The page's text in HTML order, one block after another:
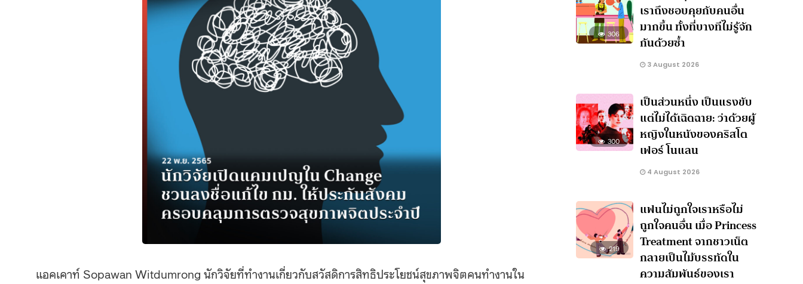
แอคเคาท์ Sopawan Witdumrong นักวิจัยที่ทำงานเกี่ยวกับสวัสดิการสิทธิประโยชน์สุขภาพจิตคนทำงานใน
306
เราถึงชอบคุยกับคนอื่น
มากขึ้น ทั้งที่บางทีไม่รู้จัก
กันด้วยซ้ำ
3 August 2026
300
เป็นส่วนหนึ่ง เป็นแรงขับ
แต่ไม่ได้เฉิดฉาย: ว่าด้วยผู้
หญิงในหนังของคริสโต
เฟอร์ โนแลน
4 August 2026
219
แฟนไม่ถูกใจเราหรือไม่
ถูกใจคนอื่น เมื่อ Princess
Treatment จากชาวเน็ต
กลายเป็นไม้บรรทัดใน
ความสัมพันธ์ของเรา